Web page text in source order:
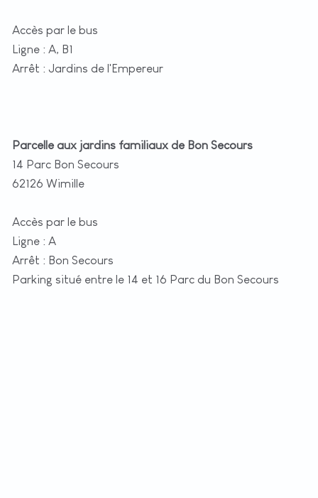
Accès par le bus
Ligne : A, B1
Arrêt : Jardins de l'Empereur
Parcelle aux jardins familiaux de Bon Secours
14 Parc Bon Secours
62126 Wimille
Accès par le bus
Ligne : A
Arrêt : Bon Secours
Parking situé entre le 14 et 16 Parc du Bon Secours